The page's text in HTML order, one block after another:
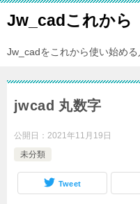
Jw_cadこれから
Jw_cadをこれから使い始める
jwcad 丸数字
公開日： 2021年11月19日
未分類
Tweet